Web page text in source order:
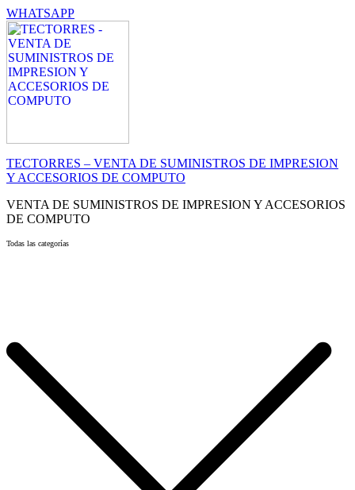
WHATSAPP
TECTORRES – VENTA DE SUMINISTROS DE IMPRESION
Y ACCESORIOS DE COMPUTO
VENTA DE SUMINISTROS DE IMPRESION Y ACCESORIOS
DE COMPUTO
Todas las categorías